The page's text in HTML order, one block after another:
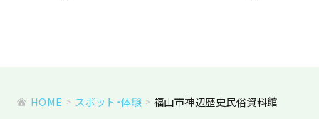
HOME スポット・体験 福山市神辺歴史民俗資料館